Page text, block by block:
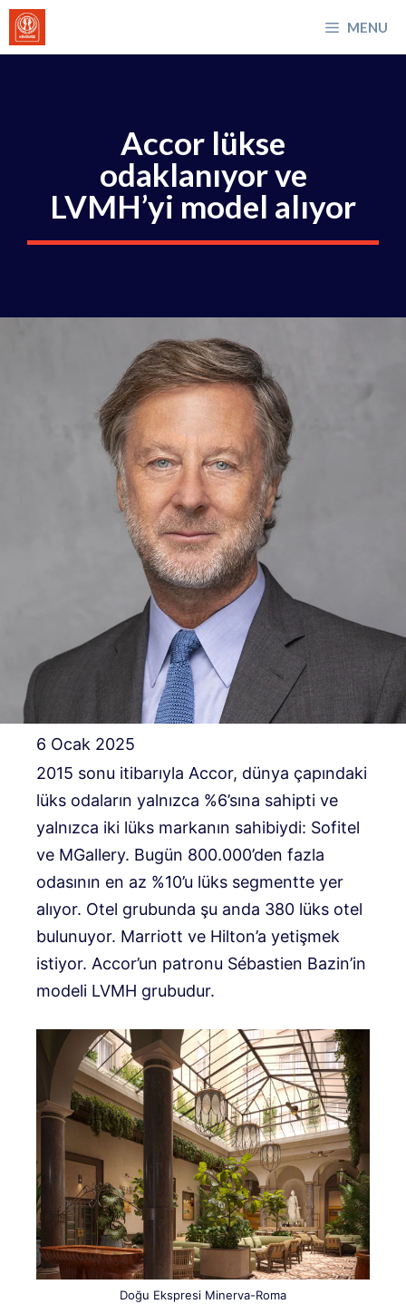
İçeriğe
atla
MENU
Accor lükse
odaklanıyor ve
LVMH’yi model alıyor
6 Ocak 2025
2015 sonu itibarıyla Accor, dünya çapındaki
lüks odaların yalnızca %6’sına sahipti ve
yalnızca iki lüks markanın sahibiydi: Sofitel
ve MGallery. Bugün 800.000’den fazla
odasının en az %10’u lüks segmentte yer
alıyor. Otel grubunda şu anda 380 lüks otel
bulunuyor. Marriott ve Hilton’a yetişmek
istiyor. Accor’un patronu Sébastien Bazin’in
modeli LVMH grubudur.
Doğu Ekspresi Minerva-Roma